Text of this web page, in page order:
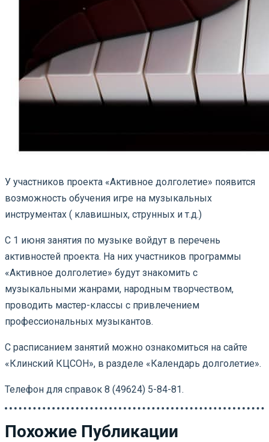
У участников проекта «Активное долголетие» появится
возможность обучения игре на музыкальных
инструментах ( клавишных, струнных и т.д.)
С 1 июня занятия по музыке войдут в перечень
активностей проекта. На них участников программы
«Активное долголетие» будут знакомить с
музыкальными жанрами, народным творчеством,
проводить мастер-классы с привлечением
профессиональных музыкантов.
С расписанием занятий можно ознакомиться на сайте
«Клинский КЦСОН», в разделе «Календарь долголетие».
Телефон для справок 8 (49624) 5-84-81.
Похожие Публикации